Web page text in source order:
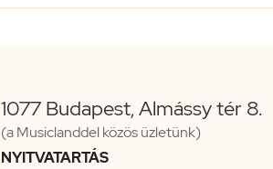
1077 Budapest, Almássy tér 8.
(a Musiclanddel közös üzletünk)
NYITVATARTÁS